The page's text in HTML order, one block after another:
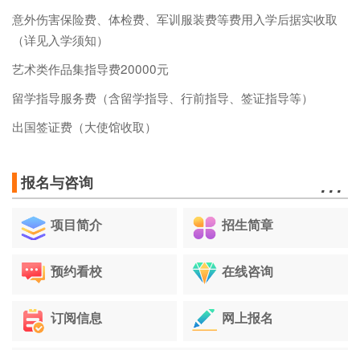
报名与咨询 …
项目简介 招生简章
预约看校 在线咨询
订阅信息 网上报名
意外伤害保险费、体检费、军训服装费等费用入学后据实收取
（详见入学须知）
艺术类作品集指导费20000元
留学指导服务费（含留学指导、行前指导、签证指导等）
出国签证费（大使馆收取）